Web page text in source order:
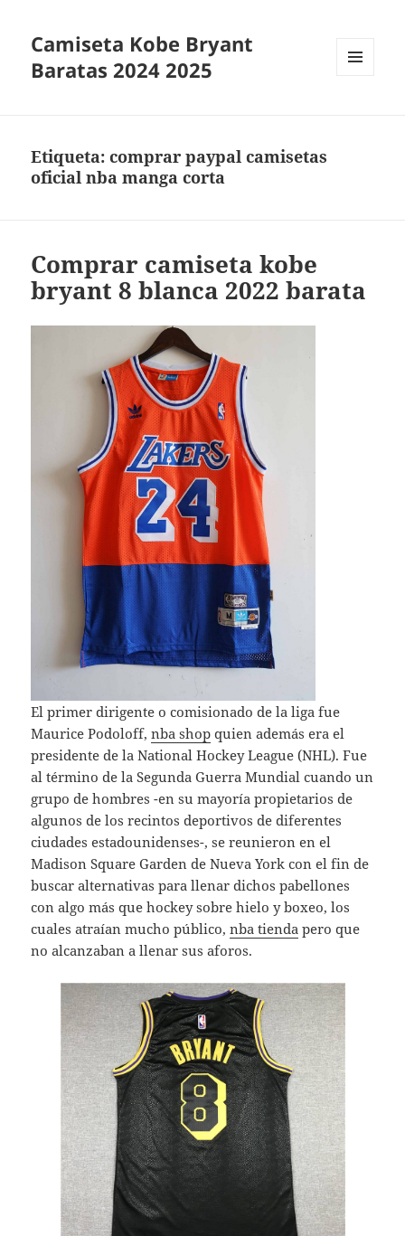
Camiseta Kobe Bryant
Baratas 2024 2025
Etiqueta:comprar paypal camisetas
oficial nba manga corta
Comprar camiseta kobe
bryant 8 blanca 2022 barata
El primer dirigente o comisionado de la liga fue
Maurice Podoloff,nba shop quien además era el
presidente de la National Hockey League (NHL). Fue
al término de la Segunda Guerra Mundial cuando un
grupo de hombres -en su mayoría propietarios de
algunos de los recintos deportivos de diferentes
ciudades estadounidenses-, se reunieron en el
Madison Square Garden de Nueva York con el fin de
buscar alternativas para llenar dichos pabellones
con algo más que hockey sobre hielo y boxeo, los
cuales atraían mucho público,nba tienda pero que
no alcanzaban a llenar sus aforos.